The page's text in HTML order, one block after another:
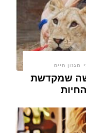
סגנון חיים
שמקדשת